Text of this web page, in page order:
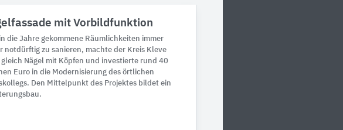
mit Vorbildfunktion
die Jahre gekommene Räumlichkeiten immer
notdürftig zu sanieren, machte der Kreis Kleve
gleich Nägel mit Köpfen und investierte rund 40
Euro in die Modernisierung des örtlichen
Den Mittelpunkt des Projektes bildet ein